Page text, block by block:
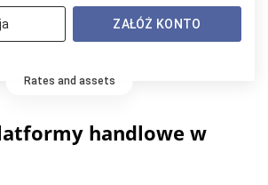
ZAŁÓŻ KONTO
Rates and assets
handlowe w